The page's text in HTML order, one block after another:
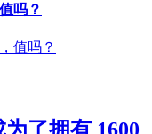
吗？